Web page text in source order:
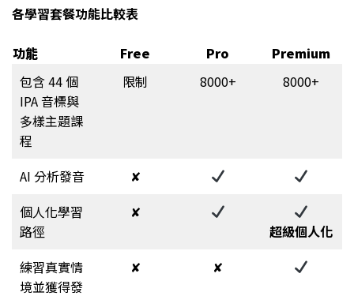
各學習套餐功能比較表
功能 Free Pro
Premium
包含 44 個
IPA 音標與
多樣主題課
程
限制 8000+ 8000+
AI 分析發音
✘
個人化學習
路徑
✘
超級個人化
練習真實情
境並獲得發
✘ ✘